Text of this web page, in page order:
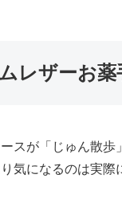
レザーお
スが「じゅん散
気になるのは実際